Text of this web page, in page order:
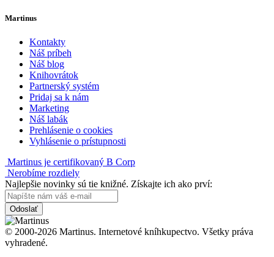
Martinus
Kontakty
Náš príbeh
Náš blog
Knihovrátok
Partnerský systém
Pridaj sa k nám
Marketing
Náš labák
Prehlásenie o cookies
Vyhlásenie o prístupnosti
Martinus je certifikovaný B Corp
Nerobíme rozdiely
Najlepšie novinky sú tie knižné. Získajte ich ako prví:
Odoslať
© 2000-2026 Martinus. Internetové kníhkupectvo. Všetky práva
vyhradené.